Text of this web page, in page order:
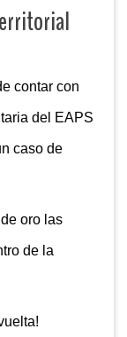
contar con
del EAPS
caso de
oro las
de la